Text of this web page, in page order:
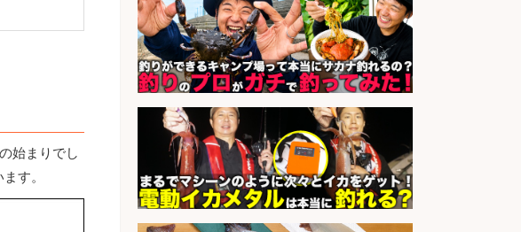
始まりでし
す。
レジ打ち/日払いOK/おさかなの三枚
おろし/新潟県/小千谷市
会社名 株式会社G&G
和食, 日本料理・懐石料理/店長・店
長候補/ライブ感が満載!魚の価値を
上げ、食とエンタメで地域を元気に!
店長候補募集